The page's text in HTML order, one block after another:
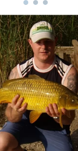
1 2